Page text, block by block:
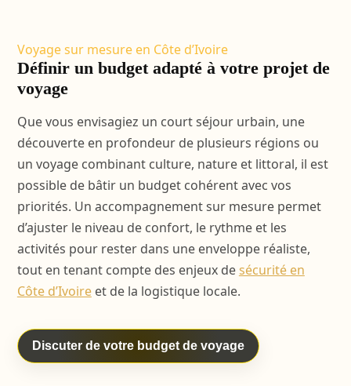
Voyage sur mesure en Côte d’Ivoire
Définir un budget adapté à votre projet de
voyage
Que vous envisagiez un court séjour urbain, une
découverte en profondeur de plusieurs régions ou
un voyage combinant culture, nature et littoral, il est
possible de bâtir un budget cohérent avec vos
priorités. Un accompagnement sur mesure permet
d’ajuster le niveau de confort, le rythme et les
activités pour rester dans une enveloppe réaliste,
tout en tenant compte des enjeux desécurité en
Côte d’Ivoireet de la logistique locale.
Discuter de votre budget de voyage